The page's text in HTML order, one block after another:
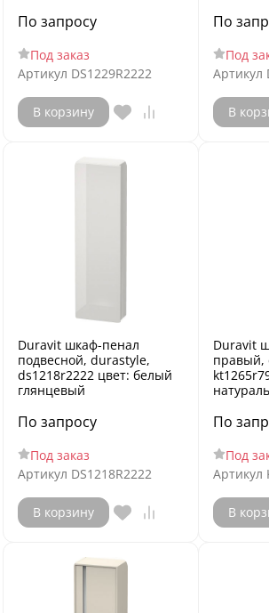
По запросу
Под заказ
Артикул DS1229R2222
В корзину
По
Под
Артикул
В
Duravit шкаф-пенал
подвесной, durastyle,
ds1218r2222 цвет: белый
глянцевый
По запросу
Под заказ
Артикул DS1218R2222
В корзину
Duravit
правый,
По
Под
Артикул
В